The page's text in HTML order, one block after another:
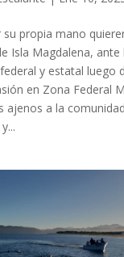
su propia mano
Isla Magdalena,
y estatal luego
en Zona Federal
ajenos a la